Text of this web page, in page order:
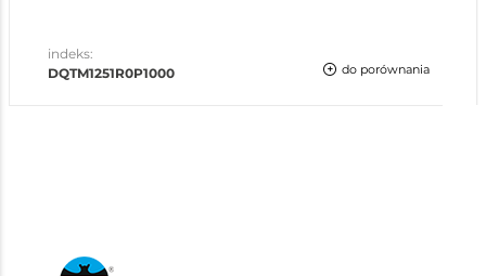
indeks:
DQTM1251R0P1000
do porównania